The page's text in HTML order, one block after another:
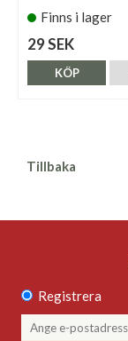
Finns i lager
29 SEK
KÖP
Tillbaka
Registrera